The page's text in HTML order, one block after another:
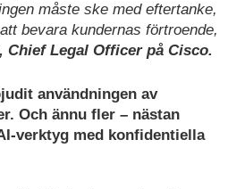
måste ske med eftertanke,
bevara kundernas förtroende,
Chief Legal Officer på Cisco.
användningen av
Och ännu fler – nästan
verktyg med konfidentiella